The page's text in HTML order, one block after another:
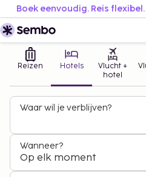
Boek eenvoudig. Reis
Reizen Hotels
Vlucht +
hotel
Waar wil je verblijven?
Wanneer?
Op elk moment